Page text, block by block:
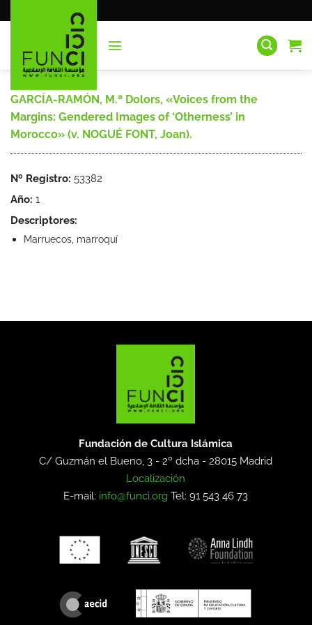
al
GARCÍA-RAMÓN, M.ª Dolors, «Voices from the
Margins: Gendered Images of ‘Otherness’ in
Morocco» (v. NOGUÉ FONT, Joan).
Nº Registro: 53382
Año: 1
Descriptores:
Marruecos, marroquí
Fundación de Cultura Islámica
C/ Guzmán el Bueno, 3 - 2º dcha -28015 Madrid
Localización
E-mail: info@funci.org Tel: 91 543 46 73